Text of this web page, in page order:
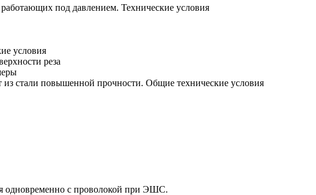
под давлением. Технические условия
условия
реза
повышенной прочности. Общие технические условия
одновременно с проволокой при ЭШС.